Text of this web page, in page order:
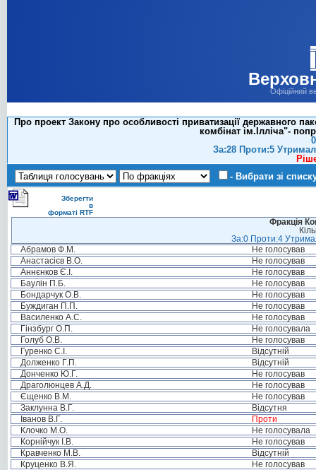
Офіційний
Про проект Закону про особливості приватизації державного
комбінат ім.Ілліча"-
За:28 Проти:5
- Вибрати зі
Зберегти
в
форматі RTF
Фракція
За:0 Проти:4
Абрамов Ф.М.
Не голосував
Анастасієв В.О.
Не голосував
Аннєнков Є.І.
Не голосував
Баулін П.Б.
Не голосував
Бондарчук О.В.
Не голосував
Буждиган П.П.
Не голосував
Василенко А.С.
Не голосував
Гінзбург О.П.
Не голосувала
Голуб О.В.
Не голосував
Гуренко С.І.
Відсутній
Долженко Г.П.
Відсутній
Донченко Ю.Г.
Не голосував
Драголюнцев А.Д.
Не голосував
Єщенко В.М.
Не голосував
Заклунна В.Г.
Відсутня
Іванов В.Г.
Проти
Клочко М.О.
Не голосувала
Корнійчук І.В.
Не голосував
Кравченко М.В.
Відсутній
Круценко В.Я.
Не голосував